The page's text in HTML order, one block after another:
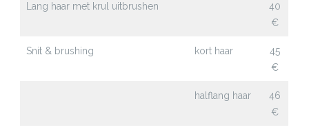
Lang haar met krul uitbrushen
40
€
Snit & brushing kort haar
45
€
halflang haar
46
€